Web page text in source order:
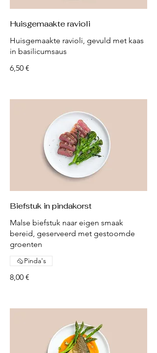
Huisgemaakte ravioli
Huisgemaakte ravioli, gevuld met kaas
in basilicumsaus
6,50 €
Biefstuk in pindakorst
Malse biefstuk naar eigen smaak
bereid, geserveerd met gestoomde
groenten
8,00 €
Pinda's